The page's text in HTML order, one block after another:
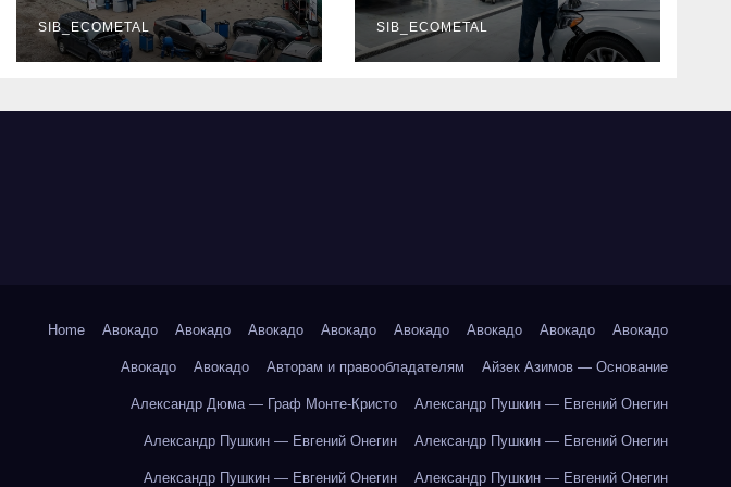
описание услуг и
режим работы
SIB_ECOMETAL
наличие
оригинальных
запчастей
сроки выполнения
SIB_ECOMETAL
Home Авокадо Авокадо Авокадо Авокадо Авокадо Авокадо Авокадо Авокадо
Авокадо Авокадо Авторам и правообладателям Айзек Азимов — Основание
Александр Дюма — Граф Монте-Кристо Александр Пушкин — Евгений Онегин
Александр Пушкин — Евгений Онегин Александр Пушкин — Евгений Онегин
Александр Пушкин — Евгений Онегин Александр Пушкин — Евгений Онегин